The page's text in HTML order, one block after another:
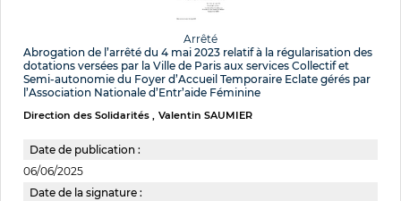
Arrêté
Abrogation de l’arrêté du 4 mai 2023 relatif à la régularisation des
dotations versées par la Ville de Paris aux services Collectif et
Semi-autonomie du Foyer d’Accueil Temporaire Eclate gérés par
l’Association Nationale d’Entr’aide Féminine
Direction des Solidarités Valentin SAUMIER
Date de publication :
06/06/2025
Date de la signature :